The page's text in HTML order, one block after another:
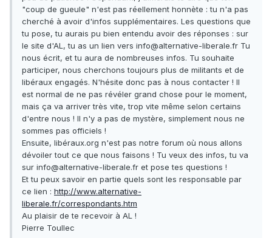
"coup de gueule" n'est pas réellement honnète : tu n'a pas
cherché à avoir d'infos supplémentaires. Les questions que
tu pose, tu aurais pu bien entendu avoir des réponses : sur
le site d'AL, tu as un lien vers info@alternative-liberale.fr Tu
nous écrit, et tu aura de nombreuses infos. Tu souhaite
participer, nous cherchons toujours plus de militants et de
libéraux engagés. N'hésite donc pas à nous contacter ! Il
est normal de ne pas révéler grand chose pour le moment,
mais ça va arriver très vite, trop vite même selon certains
d'entre nous ! Il n'y a pas de mystère, simplement nous ne
sommes pas officiels !
Ensuite, libéraux.org n'est pas notre forum où nous allons
dévoiler tout ce que nous faisons ! Tu veux des infos, tu va
sur info@alternative-liberale.fr et pose tes questions !
Et tu peux savoir en partie quels sont les responsable par
ce lien : http://www.alternative-
liberale.fr/correspondants.htm
Au plaisir de te recevoir à AL !
Pierre Toullec